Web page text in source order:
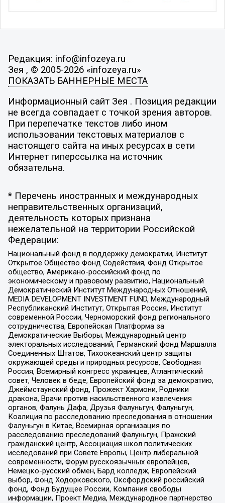
Редакция: info@infozeya.ru
Зея , © 2005-2026 «infozeya.ru»
ПОКАЗАТЬ БАННЕРНЫЕ МЕСТА
Информационный сайт Зея . Позиция редакции
не всегда совпадает с точкой зрения авторов.
При перепечатке текстов либо ином
использовании текстовых материалов с
настоящего сайта на иных ресурсах в сети
Интернет гиперссылка на источник
обязательна.
* Перечень иностранных и международных
неправительственных организаций,
деятельность которых признана
нежелательной на территории Российской
Федерации:
Национальный фонд в поддержку демократии, Институт
Открытое Общество Фонд Содействия, Фонд Открытое
общество, Американо-российский фонд по
экономическому и правовому развитию, Национальный
Демократический Институт Международных Отношений,
MEDIA DEVELOPMENT INVESTMENT FUND, Международный
Республиканский Институт, Открытая Россия, Институт
современной России, Черноморский фонд регионального
сотрудничества, Европейская Платформа за
Демократические Выборы, Международный центр
электоральных исследований, Германский фонд Маршалла
Соединенных Штатов, Тихоокеанский центр защиты
окружающей среды и природных ресурсов, Свободная
Россия, Всемирный конгресс украинцев, Атлантический
совет, Человек в беде, Европейский фонд за демократию,
Джеймстаунский фонд, Прожект Хармони, Родники
дракона, Врачи против насильственного извлечения
органов, Фалунь Дафа, Друзья Фалуньгун, Фалуньгун,
Коалиция по расследованию преследования в отношении
Фалуньгун в Китае, Всемирная организация по
расследованию преследований Фалуньгун, Пражский
гражданский центр, Ассоциация школ политических
исследований при Совете Европы, Центр либеральной
современности, Форум русскоязычных европейцев,
Немецко-русский обмен, Бард колледж, Европейский
выбор, Фонд Ходорковского, Оксфордский российский
фонд, Фонд Будущее России, Компания свободы
информации, Проект Медиа, Международное партнерство